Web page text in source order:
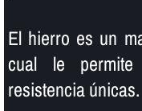
El hierro es un
cual le
resistencia únicas.